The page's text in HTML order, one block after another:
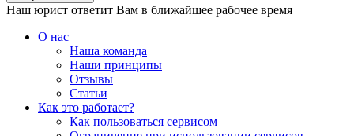
Наш юрист ответит Вам в ближайшее рабочее время
О нас
Наша команда
Наши принципы
Отзывы
Статьи
Как это работает?
Как пользоваться сервисом